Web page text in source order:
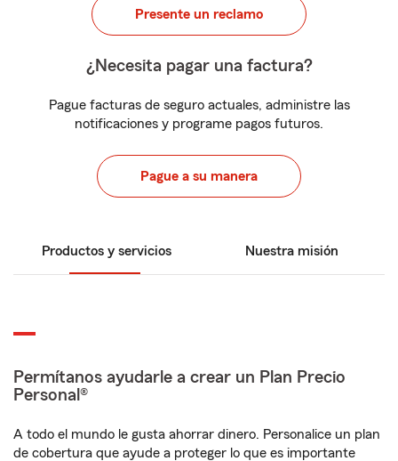
Presente un reclamo
¿Necesita pagar una factura?
Pague facturas de seguro actuales, administre las
notificaciones y programe pagos futuros.
Pague a su manera
Productos y servicios Nuestra misión
Permítanos ayudarle a crear un Plan Precio
Personal®
A todo el mundo le gusta ahorrar dinero. Personalice un plan
de cobertura que ayude a proteger lo que es importante